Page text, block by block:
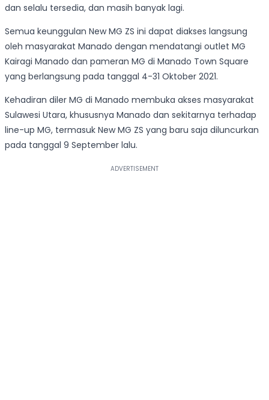
dan selalu tersedia, dan masih banyak lagi.
Semua keunggulan New MG ZS ini dapat diakses langsung
oleh masyarakat Manado dengan mendatangi outlet MG
Kairagi Manado dan pameran MG di Manado Town Square
yang berlangsung pada tanggal 4-31 Oktober 2021.
Kehadiran diler MG di Manado membuka akses masyarakat
Sulawesi Utara, khususnya Manado dan sekitarnya terhadap
line-up MG, termasuk New MG ZS yang baru saja diluncurkan
pada tanggal 9 September lalu.